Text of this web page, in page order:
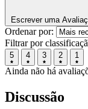
Escrever uma
Ordenar por:
Filtrar por
5 4 3 2 1
Ainda não há
Discussão